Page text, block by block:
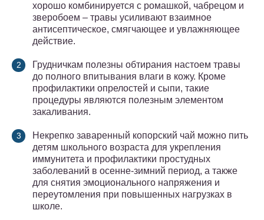
хорошо комбинируется с ромашкой, чабрецом и
зверобоем – травы усиливают взаимное
антисептическое, смягчающее и увлажняющее
действие.
Грудничкам полезны обтирания настоем травы
до полного впитывания влаги в кожу. Кроме
профилактики опрелостей и сыпи, такие
процедуры являются полезным элементом
закаливания.
Некрепко заваренный копорский чай можно пить
детям школьного возраста для укрепления
иммунитета и профилактики простудных
заболеваний в осенне-зимний период, а также
для снятия эмоционального напряжения и
переутомления при повышенных нагрузках в
школе.